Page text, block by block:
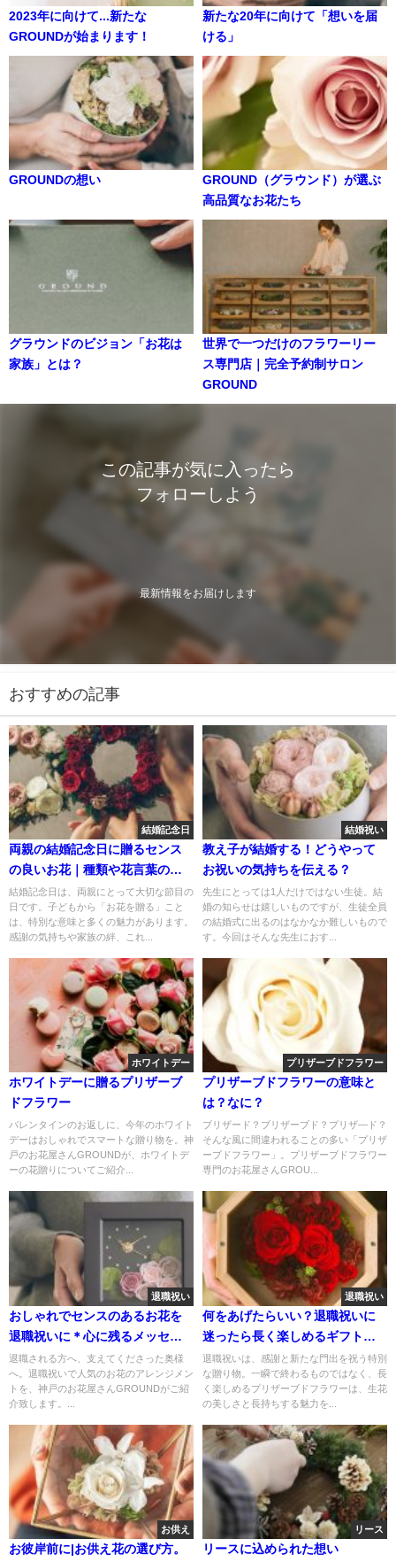
2023年に向けて...新たな
GROUNDが始まります！
新たな20年に向けて「想いを届
ける」
GROUNDの想い
GROUND（グラウンド）が選ぶ
高品質なお花たち
グラウンドのビジョン「お花は
家族」とは？
世界で一つだけのフラワーリー
ス専門店｜完全予約制サロン
GROUND
この記事が気に入ったら
フォローしよう
最新情報をお届けします
おすすめの記事
結婚記念日
両親の結婚記念日に贈るセンス
の良いお花｜種類や花言葉の選
び方
結婚記念日は、両親にとって大切な節目の
日です。子どもから「お花を贈る」こと
は、特別な意味と多くの魅力があります。
感謝の気持ちや家族の絆、これ...
結婚祝い
教え子が結婚する！どうやって
お祝いの気持ちを伝える？
先生にとっては1人だけではない生徒。結
婚の知らせは嬉しいものですが、生徒全員
の結婚式に出るのはなかなか難しいもので
す。今回はそんな先生におす...
ホワイトデー
ホワイトデーに贈るプリザーブ
ドフラワー
バレンタインのお返しに、今年のホワイト
デーはおしゃれでスマートな贈り物を。神
戸のお花屋さんGROUNDが、ホワイトデ
ーの花贈りについてご紹介...
プリザーブドフラワー
プリザーブドフラワーの意味と
は？なに？
ブリザード？ブリザーブド？プリザ―ド？
そんな風に間違われることの多い「プリザ
ーブドフラワー」。プリザーブドフラワー
専門のお花屋さんGROU...
退職祝い
おしゃれでセンスのあるお花を
退職祝いに＊心に残るメッセー
ジもご紹介！
退職される方へ、支えてくださった奥様
へ。退職祝いで人気のお花のアレンジメン
トを、神戸のお花屋さんGROUNDがご紹
介致します。...
退職祝い
何をあげたらいい？退職祝いに
迷ったら長く楽しめるギフト：
プリザーブドフラワーの魅力
退職祝いは、感謝と新たな門出を祝う特別
な贈り物。一瞬で終わるものではなく、長
く楽しめるプリザーブドフラワーは、生花
の美しさと長持ちする魅力を...
お供え
お彼岸前に|お供え花の選び方。
リース
リースに込められた想い